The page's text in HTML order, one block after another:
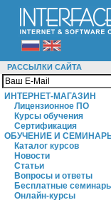
РАССЫЛКИ САЙТА
ИНТЕРНЕТ-МАГАЗИН
Лицензионное ПО
Курсы обучения
Сертификация
ОБУЧЕНИЕ И
Каталог курсов
Новости
Статьи
Вопросы и ответы
Бесплатные
Онлайн-курсы